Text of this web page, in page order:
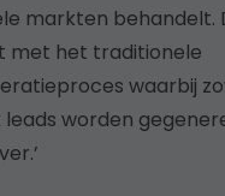
markten behandelt.
met het traditionele
waarbij
leads worden